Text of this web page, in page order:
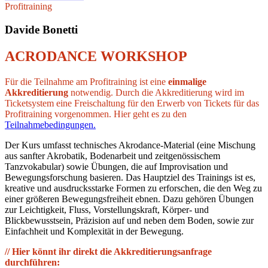
Profitraining
Davide Bonetti
ACRODANCE WORKSHOP
Für die Teilnahme am Profitraining ist eine einmalige
Akkreditierung notwendig. Durch die Akkreditierung wird im
Ticketsystem eine Freischaltung für den Erwerb von Tickets für das
Profitraining vorgenommen. Hier geht es zu den
Teilnahmebedingungen.
Der Kurs umfasst technisches Akrodance-Material (eine Mischung
aus sanfter Akrobatik, Bodenarbeit und zeitgenössischem
Tanzvokabular) sowie Übungen, die auf Improvisation und
Bewegungsforschung basieren. Das Hauptziel des Trainings ist es,
kreative und ausdrucksstarke Formen zu erforschen, die den Weg zu
einer größeren Bewegungsfreiheit ebnen. Dazu gehören Übungen
zur Leichtigkeit, Fluss, Vorstellungskraft, Körper- und
Blickbewusstsein, Präzision auf und neben dem Boden, sowie zur
Einfachheit und Komplexität in der Bewegung.
// Hier könnt ihr direkt die Akkreditierungsanfrage
durchführen: